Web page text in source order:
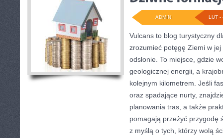
LUT -
ADMIN
Vulcans to blog turystyczny
zrozumieć potęgę Ziemi w
odsłonie. To miejsce, gdzie
geologicznej energii, a
kolejnym kilometrem. Jeśli
oraz spadające nurty,
planowania tras, a także
pomagają przeżyć przygodę
z myślą o tych, którzy wolą